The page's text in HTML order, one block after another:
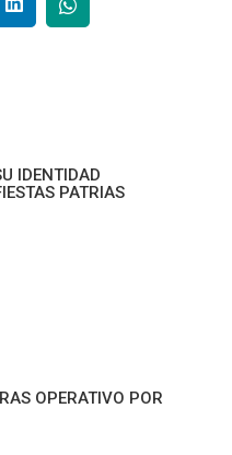
IDENTIDAD
PATRIAS
OPERATIVO POR